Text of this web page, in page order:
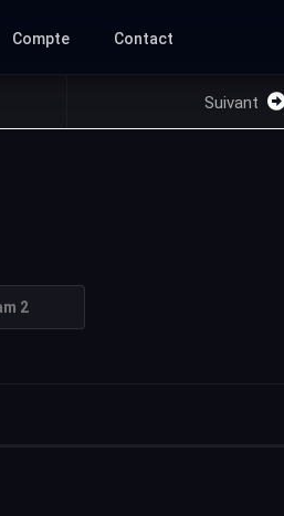
Compte Contact
Suivant
2